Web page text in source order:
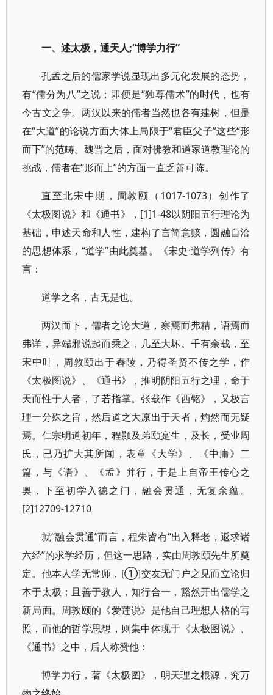
一、述太极，通天人;“博学力行”
孔孟之后的儒家学说显现出多元化发展的态势，
有“儒分为八”之说；即便是“独尊儒术”的时代，也有
今古文之争。两汉以来的儒者当然也各有建树，但是
在“大道”的论说方面大体上局限于“君臣父子”这些“形
而下”的范畴。魏晋之后，面对佛教和道家道教理论的
挑战，儒者在“形而上”的方面一直乏善可陈。
直至北宋中期，周敦颐（1017-1073）创作了
《太极图说》和《通书》，[1]1-48以阴阳五行理论为
基础，申述天命和人性，建构了言简意赅，圆融自洽
的思想体系，“道学”由此奠基。《宋史·道学列传》有
言：
道学之名，古无是也。
两汉而下，儒者之论大道，察焉而弗精，语焉而
弗详，异端邪说起而乘之，几至大坏。千有余载，至
宋中叶，周敦颐出于舂陵，乃得圣贤不传之学，作
《太极图说》、《通书》，推明阴阳五行之理，命于
天而性于人者，了若指掌。张载作《西铭》，又极言
理一分殊之旨，然后道之大原出于天者，灼然而无疑
焉。仁宗明道初年，程颢及弟颐寔生，及长，受业周
氏，已乃扩大其所闻，表章《大学》、《中庸》二
篇，与《语》、《孟》并行，于是上自帝王传心之
奥，下至初学入德之门，融会贯通，无复余蕴。
[2]12709-12710
就“融会贯通”而言，程朱皆有“出入释老，返求诸
六经”的求学经历，但这一思路，实由周敦颐先生所奠
定。他本人学无常师，[①]交友无门户之见而立论归
本于太极；且善于教人，知行合一，豁然开出儒学之
新局面。周敦颐的《爱莲说》是他自己理想人格的写
照，而他的哲学思想，则集中体现于《太极图说》、
《通书》之中，后人称赞他：
博学力行，著《太极图》，明天理之根源，究万